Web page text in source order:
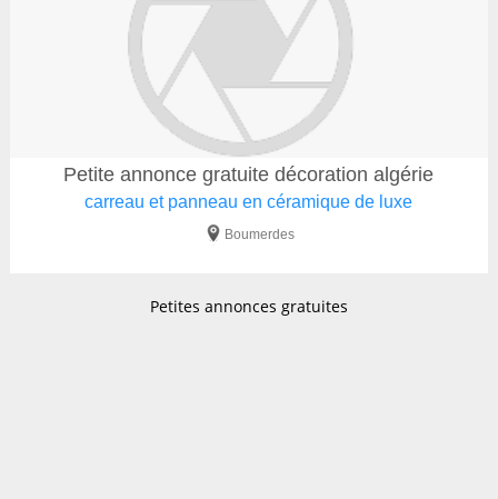
Petite annonce gratuite décoration algérie
carreau et panneau en céramique de luxe
Boumerdes
Petites annonces gratuites